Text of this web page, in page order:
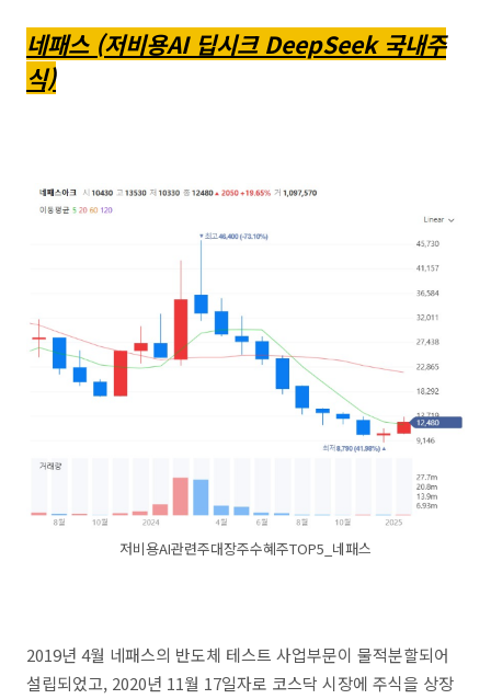
네패스 (저비용AI 딥시크 DeepSeek 국내주
식)
저비용AI관련주대장주수혜주TOP5_네패스
2019년 4월 네패스의 반도체 테스트 사업부문이 물적분할되어
설립되었고, 2020년 11월 17일자로 코스닥 시장에 주식을 상장